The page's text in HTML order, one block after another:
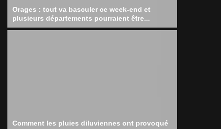
Orages : tout va basculer ce week-end et
plusieurs départements pourraient être...
Comment les pluies diluviennes ont provoqué